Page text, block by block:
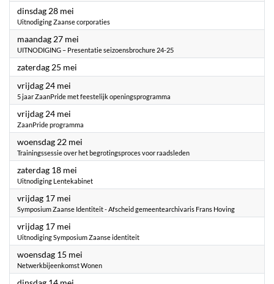
dinsdag 28 mei
Uitnodiging Zaanse corporaties
maandag 27 mei
UITNODIGING – Presentatie seizoensbrochure 24-25
zaterdag 25 mei
vrijdag 24 mei
5 jaar ZaanPride met feestelijk openingsprogramma
vrijdag 24 mei
ZaanPride programma
woensdag 22 mei
Trainingssessie over het begrotingsproces voor raadsleden
zaterdag 18 mei
Uitnodiging Lentekabinet
vrijdag 17 mei
Symposium Zaanse Identiteit - Afscheid gemeentearchivaris Frans Hoving
vrijdag 17 mei
Uitnodiging Symposium Zaanse identiteit
woensdag 15 mei
Netwerkbijeenkomst Wonen